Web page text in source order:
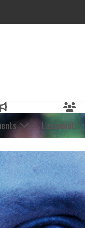
L'association